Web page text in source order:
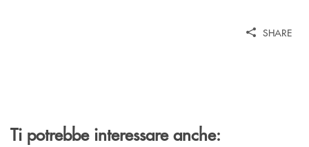
SHARE
Ti potrebbe interessare anche: